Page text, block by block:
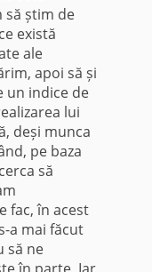
să știm de
există
ale
apoi să și
un indice de
lui
deși munca
pe baza
să
fac, în acest
a mai făcut
să ne